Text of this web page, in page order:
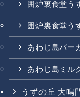
囲炉裏食堂う
囲炉裏食堂う
あわじ島バー
あわじ島ミル
うずの丘 大鳴